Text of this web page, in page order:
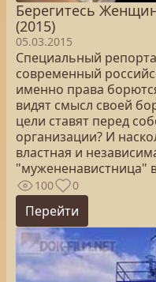
Берегитесь
(2015)
05.03.2015
Специальный
современный
именно права
видят смысл своей
цели ставят перед
организации? И
властная и
"мужененавистница"
100 0
Перейти